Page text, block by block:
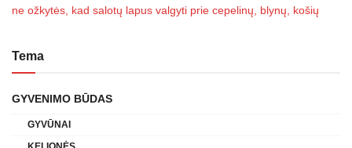
ne ožkytės, kad salotų lapus valgyti prie cepelinų, blynų, košių
Tema
GYVENIMO BŪDAS
GYVŪNAI